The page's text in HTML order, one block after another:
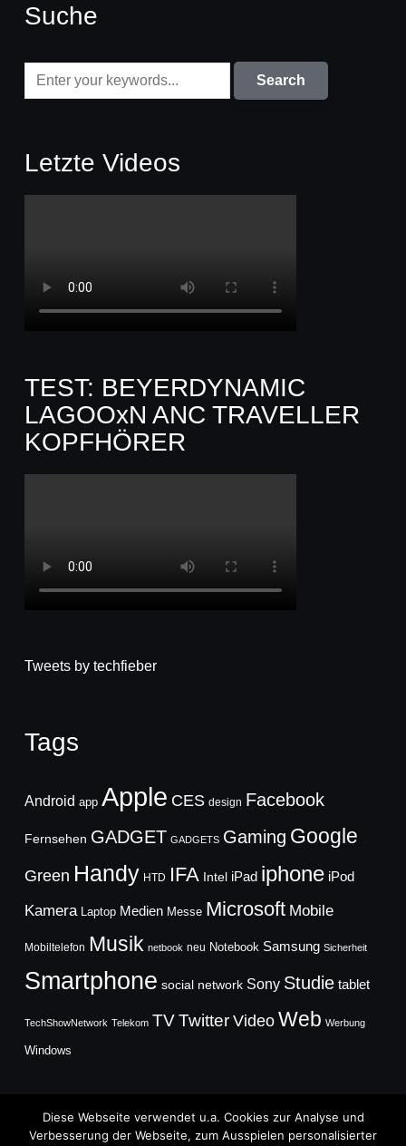
Suche
Letzte Videos
TEST: BEYERDYNAMIC
LAGOOxN ANC TRAVELLER
KOPFHÖRER
Tweets by techfieber
Tags
Android app Apple CES design Facebook
Fernsehen GADGET GADGETS Gaming Google
Green Handy HTD IFA Intel iPad iphone iPod
Kamera Laptop Medien Messe Microsoft Mobile
Mobiltelefon Musik netbook neu Notebook Samsung Sicherheit
Smartphone social network Sony Studie tablet
TechShowNetwork Telekom TVTwitter Video Web Werbung
Windows
Diese Webseite verwendet u.a. Cookies zur Analyse und
Verbesserung der Webseite, zum Ausspielen personalisierter